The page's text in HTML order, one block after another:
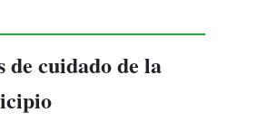
cuidado de la